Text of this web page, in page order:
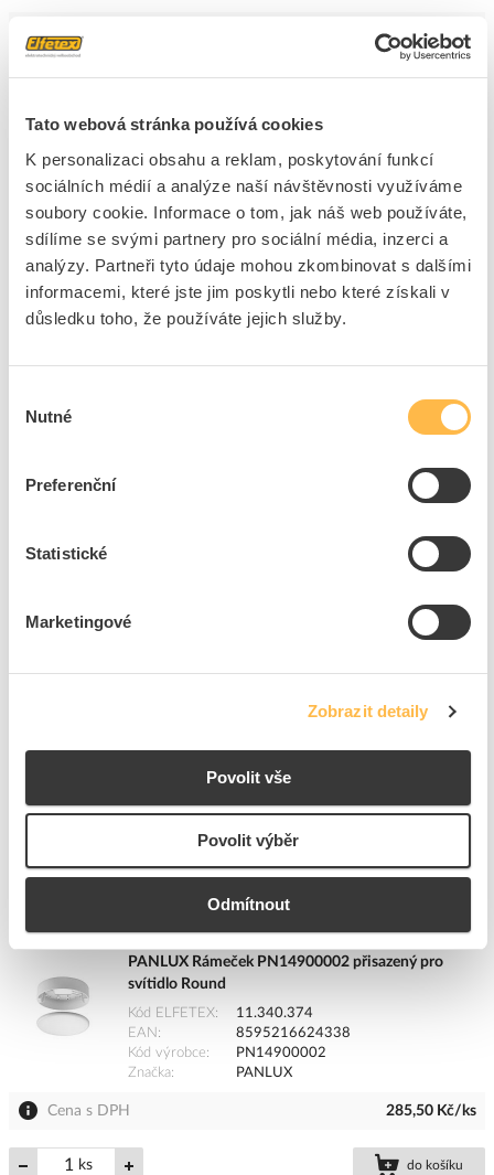
Tato webová stránka používá cookies
K personalizaci obsahu a reklam, poskytování funkcí
sociálních médií a analýze naší návštěvnosti využíváme
soubory cookie. Informace o tom, jak náš web používáte,
sdílíme se svými partnery pro sociální média, inzerci a
analýzy. Partneři tyto údaje mohou zkombinovat s dalšími
informacemi, které jste jim poskytli nebo které získali v
důsledku toho, že používáte jejich služby.
souhlasu
Nutné
Preferenční
Statistické
Marketingové
Zobrazit detaily
Povolit vše
Povolit výběr
Odmítnout
PANLUX Svítidlo LED ROUND 6W 600lm 4000K
IP66
Kód ELFETEX
11.340.357
EAN
8595216624208
Kód výrobce
PN14300006
Cena s DPH
PANLUX Rámeček PN14900003 přisazený pro
Kód ELFETEX
Značka
PANLUX
316,64 Kč/ks
PANLUX Rámeček PN14900002 přisazený pro
svítidlo Round
Kód ELFETEX
11.340.374
EAN
8595216624338
Kód výrobce
PN14900002
Značka
PANLUX
Cena s DPH 285,50 Kč/ks
ks do košíku